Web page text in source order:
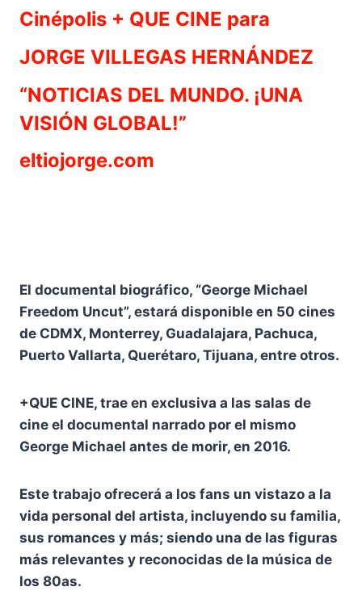
Cinépolis + QUE CINE para
JORGE VILLEGAS HERNÁNDEZ
“NOTICIAS DEL MUNDO. ¡UNA
VISIÓN GLOBAL!”
eltiojorge.com
El documental biográfico, “George Michael
Freedom Uncut”, estará disponible en 50 cines
de CDMX, Monterrey, Guadalajara, Pachuca,
Puerto Vallarta, Querétaro, Tijuana, entre otros.
+QUE CINE, trae en exclusiva a las salas de
cine el documental narrado por el mismo
George Michael antes de morir, en 2016.
Este trabajo ofrecerá a los fans un vistazo a la
vida personal del artista, incluyendo su familia,
sus romances y más; siendo una de las figuras
más relevantes y reconocidas de la música de
los 80as.